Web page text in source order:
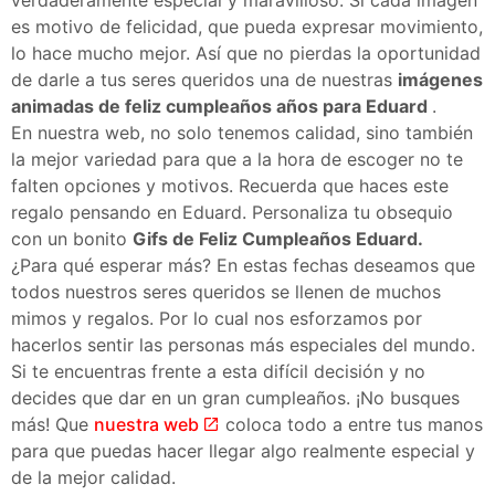
es motivo de felicidad, que pueda expresar movimiento,
lo hace mucho mejor. Así que no pierdas la oportunidad
de darle a tus seres queridos una de nuestras imágenes
animadas de feliz cumpleaños años para Eduard .
En nuestra web, no solo tenemos calidad, sino también
la mejor variedad para que a la hora de escoger no te
falten opciones y motivos. Recuerda que haces este
regalo pensando en Eduard. Personaliza tu obsequio
con un bonito Gifs de Feliz Cumpleaños Eduard.
¿Para qué esperar más? En estas fechas deseamos que
todos nuestros seres queridos se llenen de muchos
mimos y regalos. Por lo cual nos esforzamos por
hacerlos sentir las personas más especiales del mundo.
Si te encuentras frente a esta difícil decisión y no
decides que dar en un gran cumpleaños. ¡No busques
más! Que nuestra web
coloca todo a entre tus manos
para que puedas hacer llegar algo realmente especial y
de la mejor calidad.